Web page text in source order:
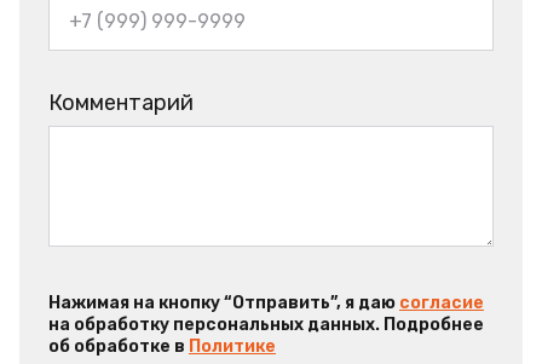
Комментарий
Нажимая на кнопку “Отправить”, я даю согласие
на обработку персональных данных. Подробнее
об обработке в Политике